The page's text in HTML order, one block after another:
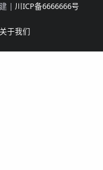
| 川ICP备6666666号
关于我们